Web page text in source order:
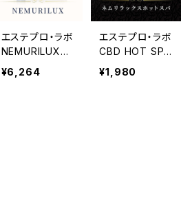
エステプロ・ラボ
NEMURILUX
（ネムリラック
ス）50ml×10本
¥6,264
エステプロ・ラボ
CBD HOT SPA
（重炭酸入浴料）
9錠入
¥1,980